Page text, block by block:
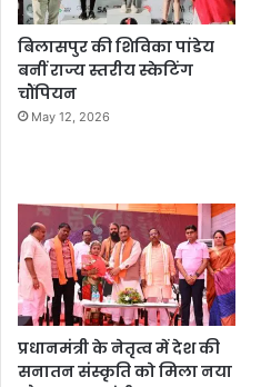
बिलासपुर की शिविका पांडेय
बनीं राज्य स्तरीय स्केटिंग
चौंपियन
May 12, 2026
प्रधानमंत्री के नेतृत्व में देश की
सनातन संस्कृति को मिला नया